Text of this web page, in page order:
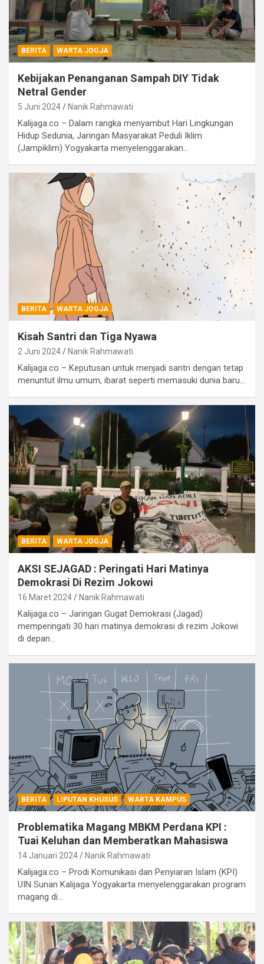
BERITA WARTA JOGJA
Kebijakan Penanganan Sampah DIY Tidak
Netral Gender
5 Juni 2024 Nanik Rahmawati
Kalijaga.co – Dalam rangka menyambut Hari Lingkungan
Hidup Sedunia, Jaringan Masyarakat Peduli Iklim
(Jampiklim) Yogyakarta menyelenggarakan…
BERITA WARTA JOGJA
Kisah Santri dan Tiga Nyawa
2 Juni 2024 Nanik Rahmawati
Kalijaga.co – Keputusan untuk menjadi santri dengan tetap
menuntut ilmu umum, ibarat seperti memasuki dunia baru…
BERITA WARTA JOGJA
AKSI SEJAGAD : Peringati Hari Matinya
Demokrasi Di Rezim Jokowi
16 Maret 2024 Nanik Rahmawati
Kalijaga.co – Jaringan Gugat Demokrasi (Jagad)
memperingati 30 hari matinya demokrasi di rezim Jokowi
di depan…
BERITA LIPUTAN KHUSUS WARTA KAMPUS
Problematika Magang MBKM Perdana KPI :
Tuai Keluhan dan Memberatkan Mahasiswa
14 Januari 2024 Nanik Rahmawati
Kalijaga.co – Prodi Komunikasi dan Penyiaran Islam (KPI)
UIN Sunan Kalijaga Yogyakarta menyelenggarakan program
magang di…